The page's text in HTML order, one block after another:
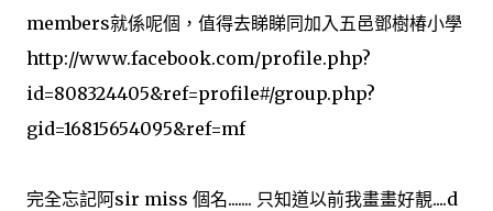
members就係呢個，值得去睇睇同加入五邑鄧樹椿小學
http://www.facebook.com/profile.php?
id=808324405&ref=profile#/group.php?
gid=16815654095&ref=mf
完全忘記阿sir miss 個名....... 只知道以前我畫畫好靚....d